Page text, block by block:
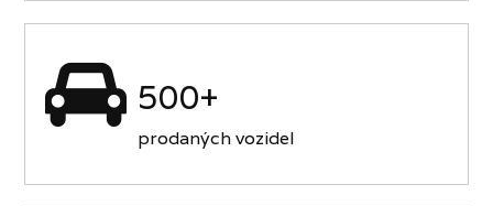
500+
prodaných vozidel